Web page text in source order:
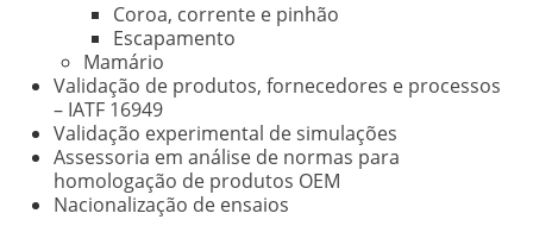
Coroa, corrente e pinhão
Escapamento
Mamário
Validação de produtos, fornecedores e processos
– IATF 16949
Validação experimental de simulações
Assessoria em análise de normas para
homologação de produtos OEM
Nacionalização de ensaios